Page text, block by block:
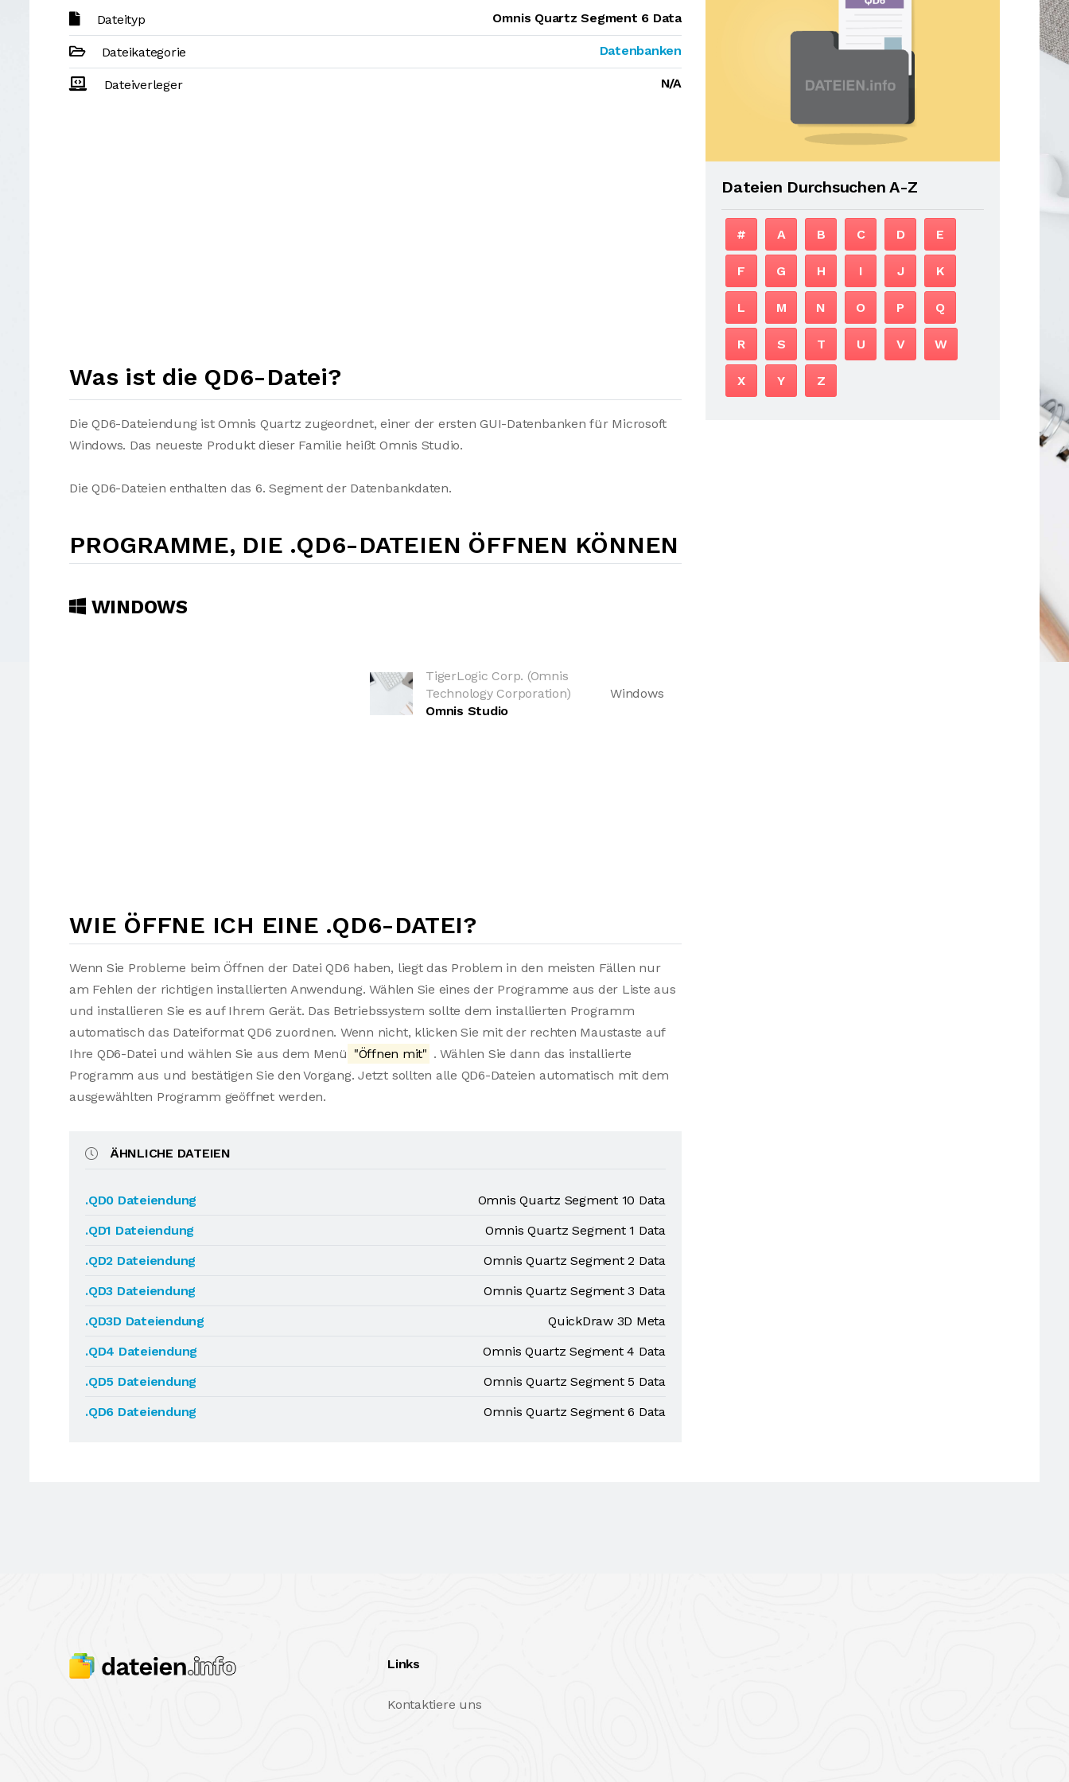
Dateityp Omnis Quartz Segment 6 Data
Dateikategorie Datenbanken
Dateiverleger N/A
Was ist die QD6-Datei?
Die QD6-Dateiendung ist Omnis Quartz zugeordnet, einer der ersten GUI-Datenbanken für Microsoft
Windows. Das neueste Produkt dieser Familie heißt Omnis Studio.
Die QD6-Dateien enthalten das 6. Segment der Datenbankdaten.
PROGRAMME, DIE .QD6-DATEIEN ÖFFNEN KÖNNEN
WINDOWS
TigerLogic Corp. (Omnis
Technology Corporation)
Omnis Studio
Windows
WIE ÖFFNE ICH EINE .QD6-DATEI?
Wenn Sie Probleme beim Öffnen der Datei QD6 haben, liegt das Problem in den meisten Fällen nur
am Fehlen der richtigen installierten Anwendung. Wählen Sie eines der Programme aus der Liste aus
und installieren Sie es auf Ihrem Gerät. Das Betriebssystem sollte dem installierten Programm
automatisch das Dateiformat QD6 zuordnen. Wenn nicht, klicken Sie mit der rechten Maustaste auf
Ihre QD6-Datei und wählen Sie aus dem Menü "Öffnen mit" . Wählen Sie dann das installierte
Programm aus und bestätigen Sie den Vorgang. Jetzt sollten alle QD6-Dateien automatisch mit dem
ausgewählten Programm geöffnet werden.
ÄHNLICHE DATEIEN
.QD0 Dateiendung
Omnis Quartz Segment 10 Data
.QD1 Dateiendung
Omnis Quartz Segment 1 Data
.QD2 Dateiendung
Omnis Quartz Segment 2 Data
.QD3 Dateiendung
Omnis Quartz Segment 3 Data
.QD3D Dateiendung
QuickDraw 3D Meta
.QD4 Dateiendung
Omnis Quartz Segment 4 Data
.QD5 Dateiendung
Omnis Quartz Segment 5 Data
.QD6 Dateiendung
Omnis Quartz Segment 6 Data
Dateien Durchsuchen A-Z
# A B C D E
F G H I J K
L M N O P Q
R S T U V W
X Y Z
Links
Kontaktiere uns